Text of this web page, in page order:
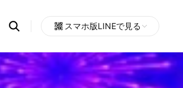
Search
OpenChats
messages
search
area
スマホ版LINEで見る